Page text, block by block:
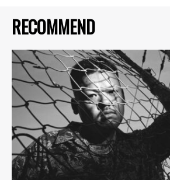
RECOMMEND